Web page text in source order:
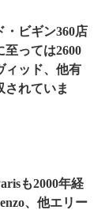
・ビギン360店
っては2600
ィッド、他有
されていま
も2000年経
、他エリー